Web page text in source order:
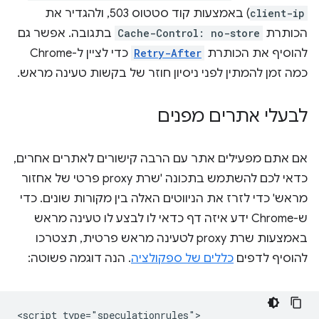
client-ip
) באמצעות קוד סטטוס 503, ולהגדיר את
הכותרת Cache-Control: no-store בתגובה. אפשר גם
להוסיף את הכותרת Retry-After
כדי לציין ל-Chrome
כמה זמן להמתין לפני ניסיון חוזר של בקשות טעינה מראש.
לבעלי אתרים מפנים
אם אתם מפעילים אתר עם הרבה קישורים לאתרים אחרים,
כדאי לכם להשתמש בתכונה 'שרת proxy פרטי של אחזור
מראש' כדי לזרז את הניווטים האלה בין מקורות שונים. כדי
ש-Chrome ידע איזה דף כדאי לו לבצע לו טעינה מראש
באמצעות שרת proxy לטעינה מראש פרטית, תצטרכו
להוסיף לדפים כללים של ספקולציה. הנה דוגמה פשוטה:
<script type="speculationrules">